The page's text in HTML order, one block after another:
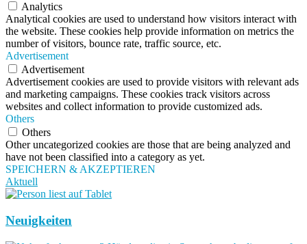
Analytics
Analytical cookies are used to understand how visitors interact with
the website. These cookies help provide information on metrics the
number of visitors, bounce rate, traffic source, etc.
Advertisement
Advertisement
Advertisement cookies are used to provide visitors with relevant ads
and marketing campaigns. These cookies track visitors across
websites and collect information to provide customized ads.
Others
Others
Other uncategorized cookies are those that are being analyzed and
have not been classified into a category as yet.
SPEICHERN & AKZEPTIEREN
Aktuell
Neuigkeiten